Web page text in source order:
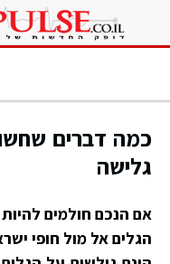
כמה דברים
גלישה
אם הנכם חולמים
הגלים אל מול חופי